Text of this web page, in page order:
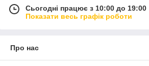
Сьогодні працює з 10:00 до 19:00
Показати весь графік роботи
Про нас